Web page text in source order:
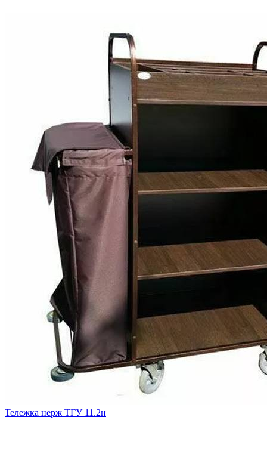
Тележка нерж ТГУ 11.2н